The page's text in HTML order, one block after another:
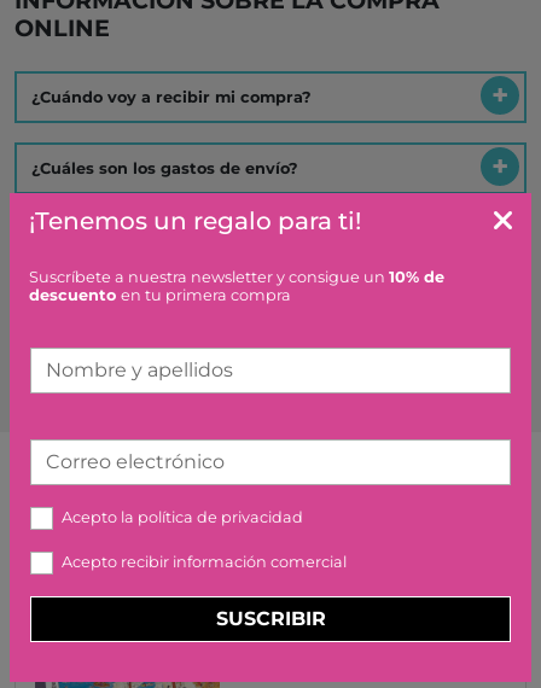
ONLINE
¿Cuándo voy a recibir mi compra?
¿Cuáles son los gastos de envío?
¿Qué plazo tengo para hacer una devolución o
Artículos similares o que combinan
PIRATAS 100PZAS DJECO
15,95 €
¡Tenemos un regalo para ti!
Suscríbete a nuestra newsletter y consigue un 10% de
descuento en tu primera compra
Nombre y apellidos
Correo electrónico
Acepto la política de privacidad
Acepto recibir información comercial
SUSCRIBIR